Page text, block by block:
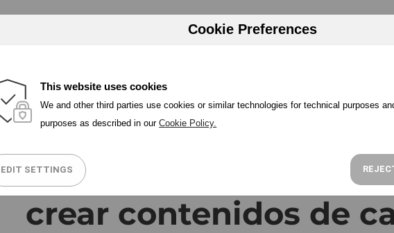
PRECIOS PROGRAMA PARTNER
6 hábitos
crear contenidos de
Cookie Preferences
This website uses cookies
We and other third parties use cookies or similar technologies for technical purposes
purposes as described in ourCookie Policy.
EDIT SETTINGS